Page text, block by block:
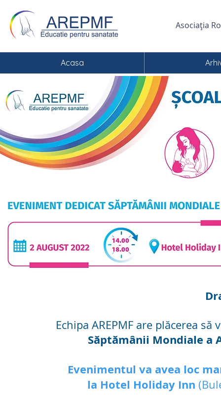
Asociația
Acasa
Echipa AREPMF are plăcerea
Săptămânii Mondiale a
Evenimentul va avea loc
la Hotel Holiday Inn